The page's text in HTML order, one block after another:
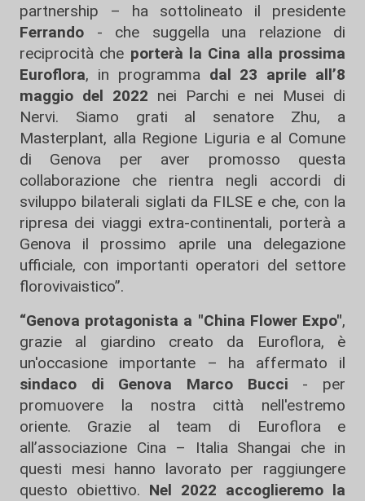
partnership – ha sottolineato il presidente
Ferrando - che suggella una relazione di
reciprocità che porterà la Cina alla prossima
Euroflora, in programma dal 23 aprile all’8
maggio del 2022 nei Parchi e nei Musei di
Nervi. Siamo grati al senatore Zhu, a
Masterplant, alla Regione Liguria e al Comune
di Genova per aver promosso questa
collaborazione che rientra negli accordi di
sviluppo bilaterali siglati da FILSE e che, con la
ripresa dei viaggi extra-continentali, porterà a
Genova il prossimo aprile una delegazione
ufficiale, con importanti operatori del settore
florovivaistico”.
“Genova protagonista a "China Flower Expo",
grazie al giardino creato da Euroflora, è
un'occasione importante – ha affermato il
sindaco di Genova Marco Bucci - per
promuovere la nostra città nell'estremo
oriente. Grazie al team di Euroflora e
all’associazione Cina – Italia Shangai che in
questi mesi hanno lavorato per raggiungere
questo obiettivo. Nel 2022 accoglieremo la